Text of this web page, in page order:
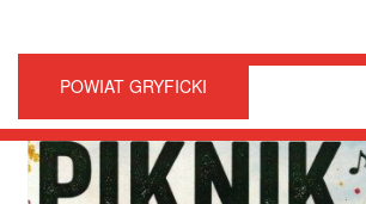
POWIAT GRYFICKI